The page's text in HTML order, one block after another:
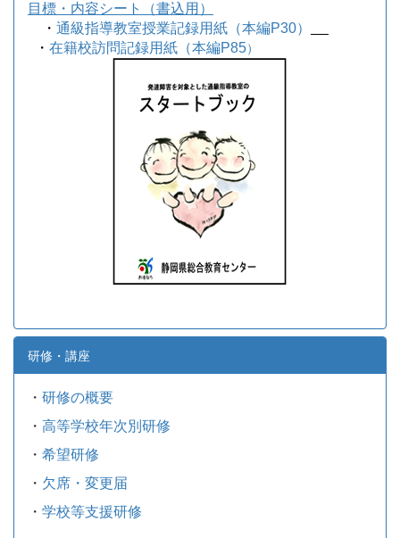
目標・内容シート（書込用）
・ 通級指導教室授業記録用紙（本編P30）
・ 在籍校訪問記録用紙（本編P85）
研修・講座
・ 研修の概要
・ 高等学校年次別研修
・ 希望研修
・ 欠席・変更届
・ 学校等支援研修